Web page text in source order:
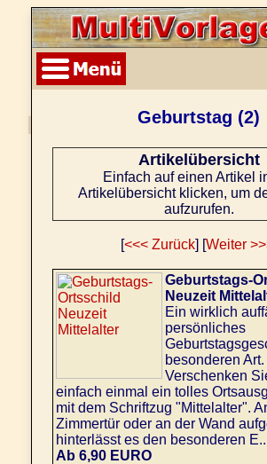
Geburtstag (2)
Artikelübersicht
Einfach auf einen Artikel
Artikelübersicht klicken, um
aufzurufen.
[<<< Zurück] [Weiter
Geburtstags-
Neuzeit
Ein wirklich
persönliches
besonderen Art.
Verschenken
einfach einmal ein tolles
mit dem Schriftzug "Mittelalter".
Zimmertür oder an der Wand
hinterlässt es den besonderen
Ab 6,90 EURO